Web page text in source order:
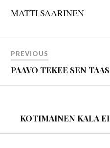
MATTI SAARINEN
PREVIOUS
PAAVO TEKEE SEN TAAS
KOTIMAINEN KALA